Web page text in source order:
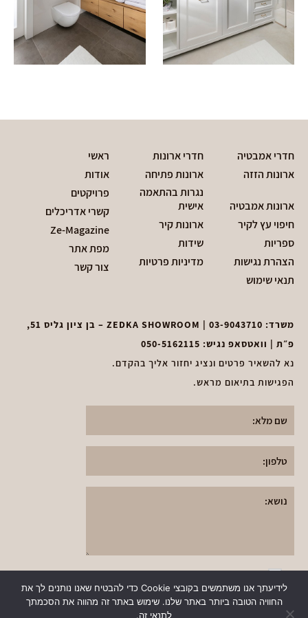
חדרי אמבטיה
חדרי ארונות
ארונות הזזה
ארונות פתיחה
ארונות אמבטיה
נגרות בהתאמה
אישית
חיפוי עץ לקיר
ארונות קיר
ספריות
שידות
הצהרת נגישות
מדיניות פרטיות
תנאי שימוש
ראשי
אודות
פרויקטים
קשרי אדריכלים
Ze-Magazine
מפת אתר
צור קשר
משרד: 03-9043710
| ZEDKA SHOWROOM – בן ציון גליס 51,
פ״ת | וואטסאפ נגיש: 050-5162115
נא להשאיר פרטים ונציג יחזור אליך בהקדם.
הפגישות בתיאום מראש.
אני אני מאשר אתתקנון מדיניות הפרטיות
ותנאי השימושבאתר
שלח
לידיעתך אנו משתמשים בקובצי Cookie כדי להבטיח שאנו נותנים לך את
החוויה הטובה ביותר באתר שלנו. שימוש באתר זה מהווה את הסכמתך
לתנאי זה.